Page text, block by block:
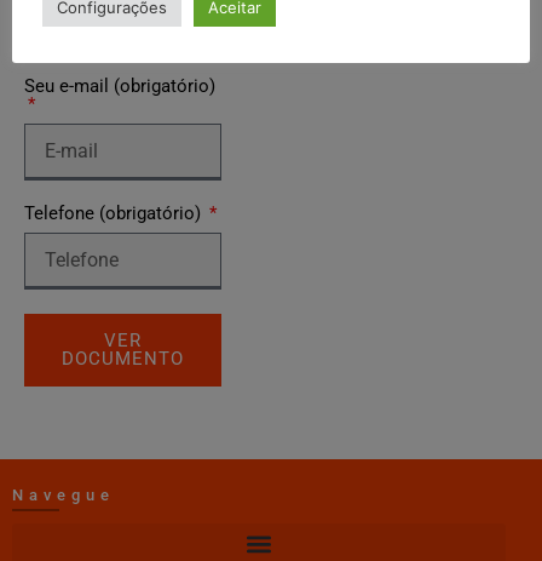
Seu e-mail (obrigatório)
Telefone (obrigatório)
VER
DOCUMENTO
Navegue
Configurações Aceitar